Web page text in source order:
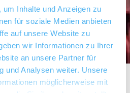
Inhalte und Anzeigen zu
für soziale Medien anbieten
auf unsere Website zu
wir Informationen zu Ihrer
an unsere Partner für
und Analysen weiter. Unsere
möglicherweise mit